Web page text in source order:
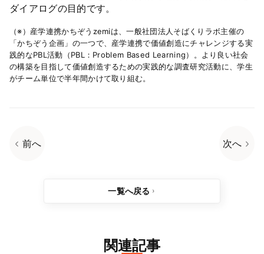
ダイアログの目的です。
（※）産学連携かちぞうzemiは、一般社団法人そばくりラボ主催の
「かちぞう企画」の一つで、産学連携で価値創造にチャレンジする実
践的なPBL活動（PBL：Problem Based Learning）。より良い社会
の構築を目指して価値創造するための実践的な調査研究活動に、学生
がチーム単位で半年間かけて取り組む。
前へ 次へ
一覧へ戻る
関連記事